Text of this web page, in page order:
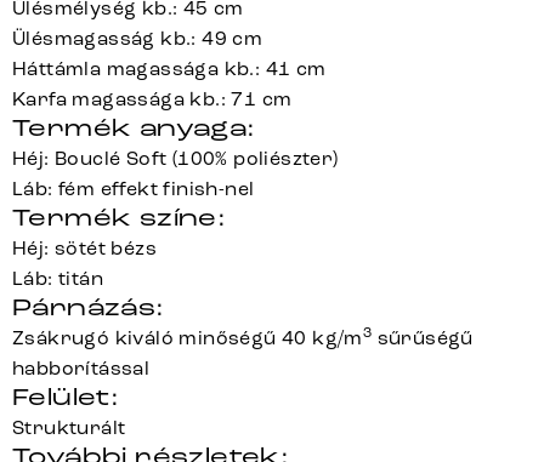
Ülésmélység kb.: 45 cm
Ülésmagasság kb.: 49 cm
Háttámla magassága kb.: 41 cm
Karfa magassága kb.: 71 cm
Termék anyaga:
Héj: Bouclé Soft (100% poliészter)
Láb: fém effekt finish-nel
Termék színe:
Héj: sötét bézs
Láb: titán
Párnázás:
Zsákrugó kiváló minőségű 40 kg/m3 sűrűségű
habborítással
Felület:
Strukturált